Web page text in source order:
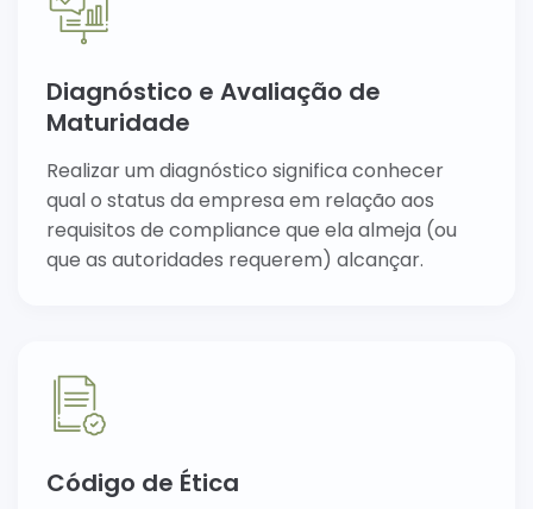
Diagnóstico e Avaliação de
Maturidade
Realizar um diagnóstico significa conhecer
qual o status da empresa em relação aos
requisitos de compliance que ela almeja (ou
que as autoridades requerem) alcançar.
Código de Ética